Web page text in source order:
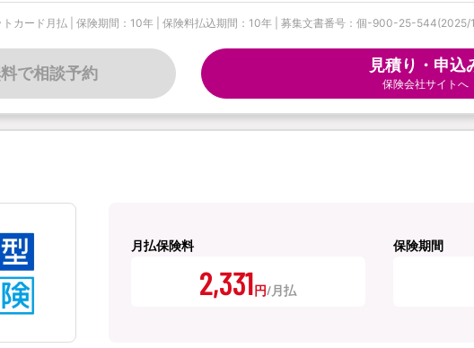
ード月払 | 保険期間：10年 | 保険料払込期間：10年 | 募集文書番号：個-900-25-544(2025/
で相談予約 見積り・申込
保険会社サイトへ
月払保険料
2,331円
保険期間